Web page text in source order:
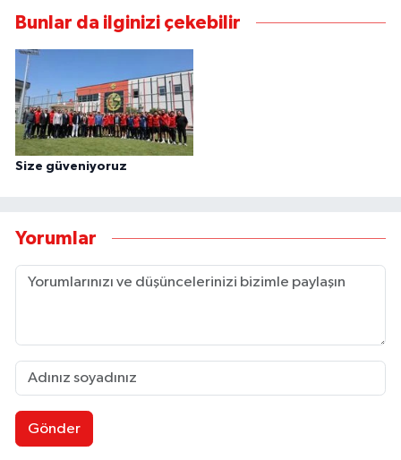
Bunlar da ilginizi çekebilir
Size güveniyoruz
Yorumlar
Gönder